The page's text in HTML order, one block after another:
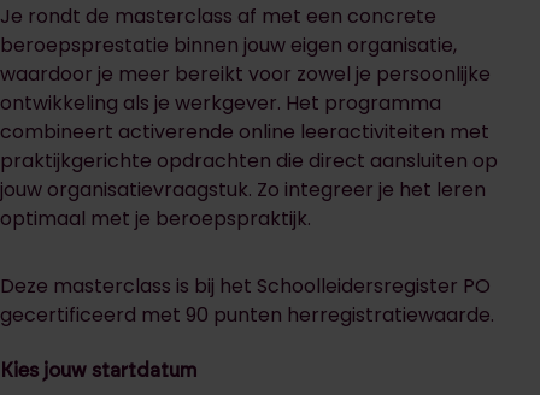
Je rondt de masterclass af met een concrete
beroepsprestatie binnen jouw eigen organisatie,
waardoor je meer bereikt voor zowel je persoonlijke
ontwikkeling als je werkgever. Het programma
combineert activerende online leeractiviteiten met
praktijkgerichte opdrachten die direct aansluiten op
jouw organisatievraagstuk. Zo integreer je het leren
optimaal met je beroepspraktijk.
Deze masterclass is bij het Schoolleidersregister PO
gecertificeerd met 90 punten herregistratiewaarde.
Kies jouw startdatum